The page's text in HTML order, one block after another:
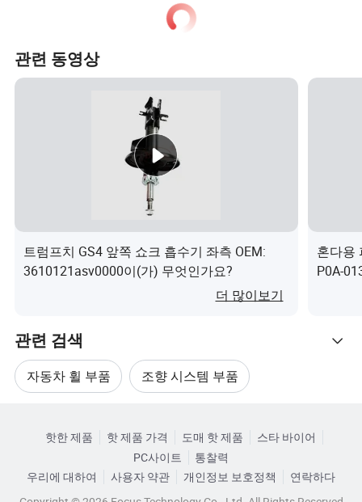
관련 동영상
트럼프치 GS4 앞쪽 쇼크 흡수기 좌측 OEM:
3610121asv0000이(가) 무엇인가요?
더 많이보기
혼다용
P0A-
관련 검색
자동차 휠 부품 조향 시스템 부품
자동차 부품 휠 액세서리 ISO 자동 조향 부품
카테고리로 찾아보기
핫한 제품 핫 제품 가격 도매 핫 제품
스타 바이어
PC사이트
통찰력
우리에 대하여
사용자 약관 개인정보 보호정책
연락하다